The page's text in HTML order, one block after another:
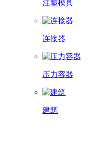
注塑模具
连接器
压力容器
建筑